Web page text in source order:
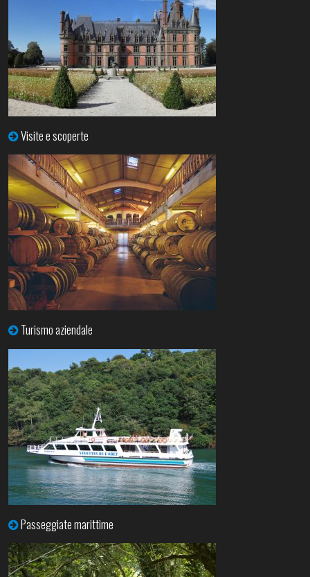
Visite e scoperte
Turismo aziendale
Passeggiate marittime